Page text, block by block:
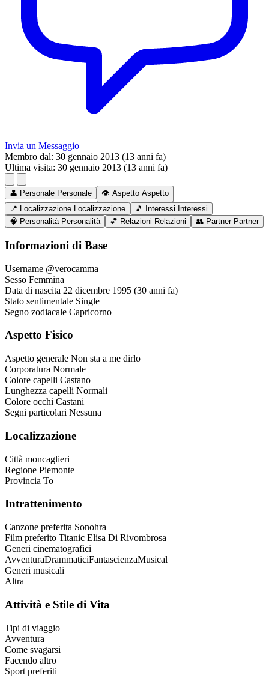
Invia un Messaggio
Membro dal: 30 gennaio 2013 (13 anni fa)
Ultima visita: 30 gennaio 2013 (13 anni fa)
👤 Personale Personale 👁️ Aspetto Aspetto
📍 Localizzazione Localizzazione 🎵 Interessi Interessi
🧠 Personalità Personalità 💕 Relazioni Relazioni 👥 Partner Partner
Informazioni di Base
Username @verocamma
Sesso Femmina
Data di nascita 22 dicembre 1995 (30 anni fa)
Stato sentimentale Single
Segno zodiacale Capricorno
Aspetto Fisico
Aspetto generale Non sta a me dirlo
Corporatura Normale
Colore capelli Castano
Lunghezza capelli Normali
Colore occhi Castani
Segni particolari Nessuna
Localizzazione
Città moncaglieri
Regione Piemonte
Provincia To
Intrattenimento
Canzone preferita Sonohra
Film preferito Titanic Elisa Di Rivombrosa
Generi cinematografici
AvventuraDrammaticiFantascienzaMusical
Generi musicali
Altra
Attività e Stile di Vita
Tipi di viaggio
Avventura
Come svagarsi
Facendo altro
Sport preferiti